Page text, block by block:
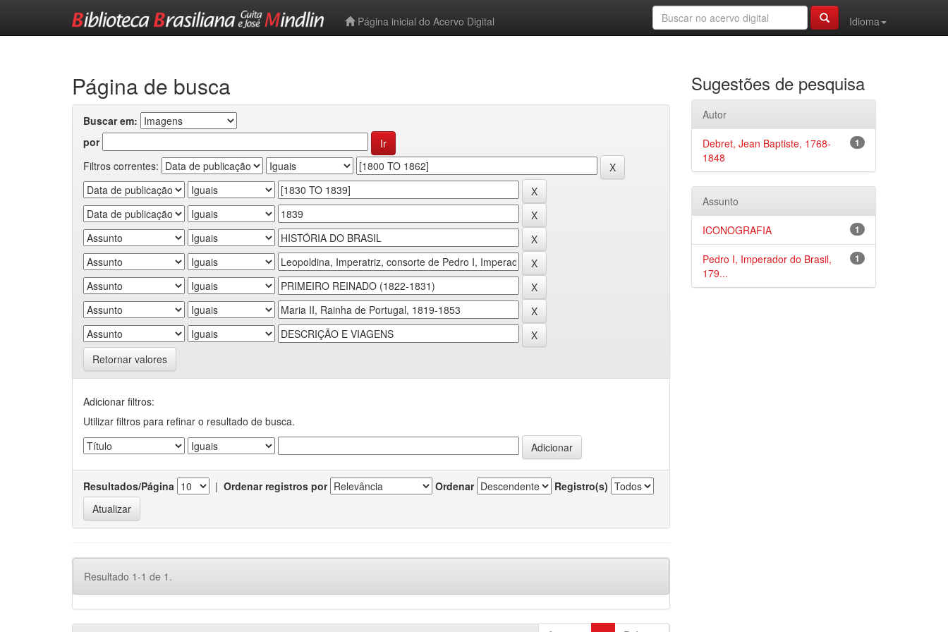
Página inicial do Acervo Digital
Idioma
Página de busca
Buscar em:
por
Filtros correntes:
Retornar valores
Adicionar filtros:
Utilizar filtros para refinar o resultado de busca.
Resultados/Página | Ordenar registros por Ordenar Registro(s)
Resultado 1-1 de 1.
Sugestões de pesquisa
Autor
1
Debret, Jean Baptiste, 1768-
1848
Assunto
1
ICONOGRAFIA
1
Pedro I, Imperador do Brasil,
179...